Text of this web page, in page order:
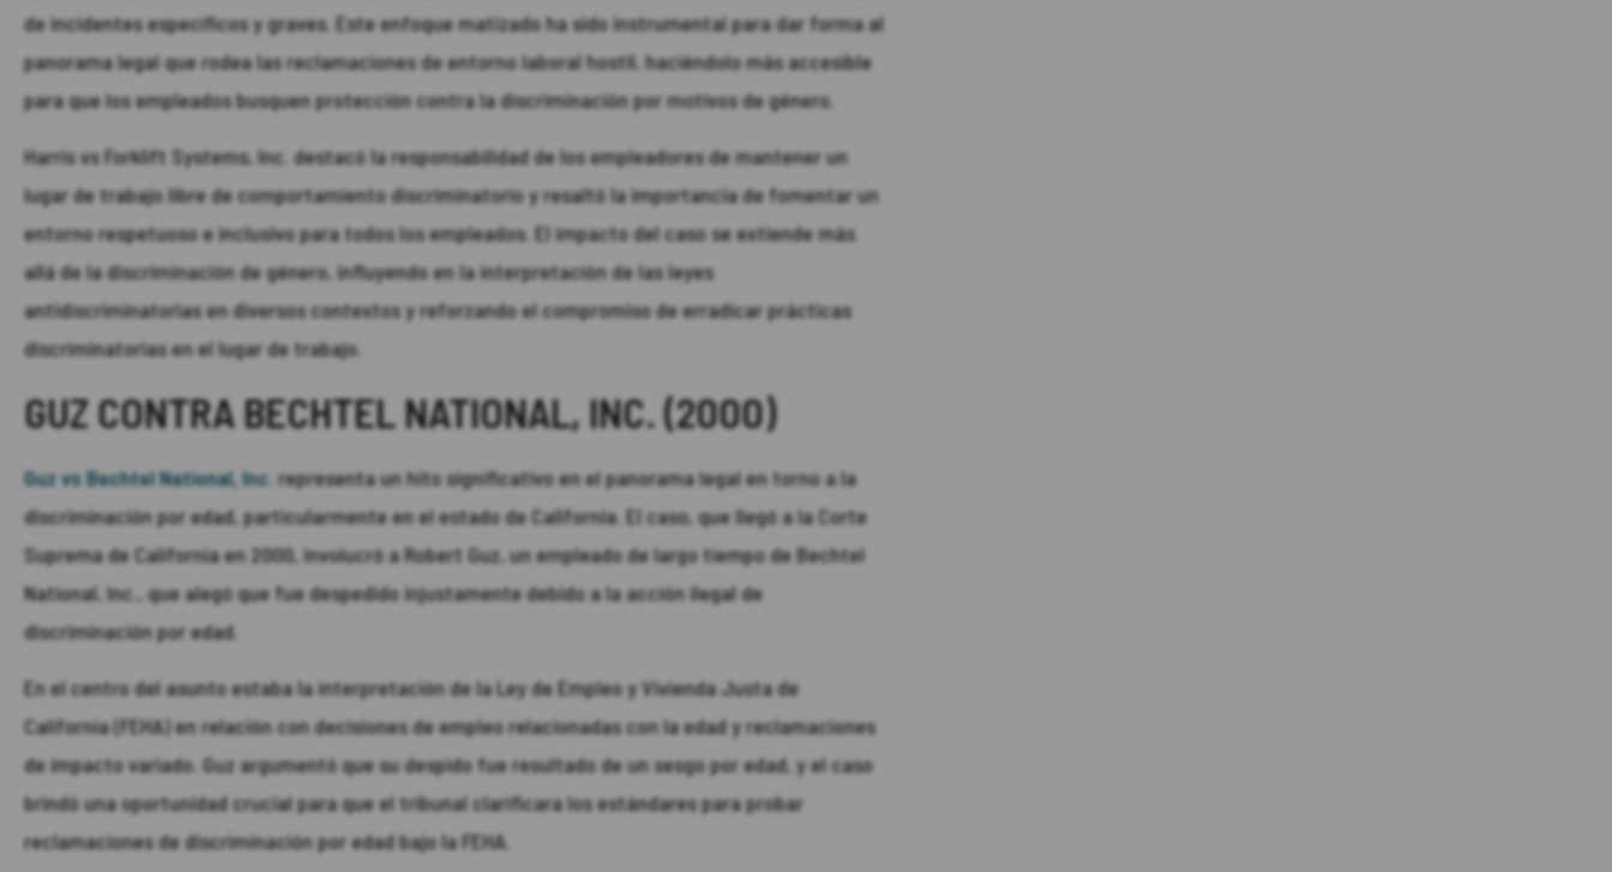
de incidentes específicos y graves. Este enfoque matizado ha sido instrumental para dar forma al
panorama legal que rodea las reclamaciones de entorno laboral hostil, haciéndolo más accesible
para que los empleados busquen protección contra la discriminación por motivos de género.
Harris vs Forklift Systems, Inc. destacó la responsabilidad de los empleadores de mantener un
lugar de trabajo libre de comportamiento discriminatorio y resaltó la importancia de fomentar un
entorno respetuoso e inclusivo para todos los empleados. El impacto del caso se extiende más
allá de la discriminación de género, influyendo en la interpretación de las leyes
antidiscriminatorias en diversos contextos y reforzando el compromiso de erradicar prácticas
discriminatorias en el lugar de trabajo.
GUZ CONTRA BECHTEL NATIONAL, INC. (2000)
Guz vs Bechtel National, Inc. representa un hito significativo en el panorama legal en torno a la
discriminación por edad, particularmente en el estado de California. El caso, que llegó a la Corte
Suprema de California en 2000, involucró a Robert Guz, un empleado de largo tiempo de Bechtel
National, Inc., que alegó que fue despedido injustamente debido a la acción ilegal de
discriminación por edad.
En el centro del asunto estaba la interpretación de la Ley de Empleo y Vivienda Justa de
California (FEHA) en relación con decisiones de empleo relacionadas con la edad y reclamaciones
de impacto variado. Guz argumentó que su despido fue resultado de un sesgo por edad, y el caso
brindó una oportunidad crucial para que el tribunal clarificara los estándares para probar
reclamaciones de discriminación por edad bajo la FEHA.